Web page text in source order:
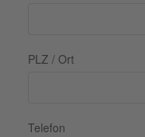
PLZ / Ort
Telefon